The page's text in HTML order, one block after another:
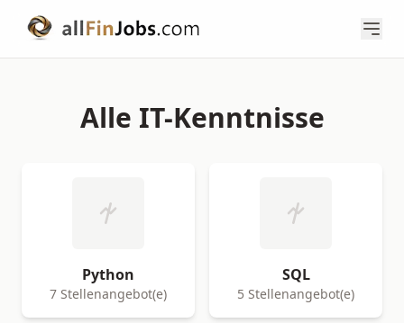
Alle IT-Kenntnisse
Python
7 Stellenangebot(e)
SQL
5 Stellenangebot(e)